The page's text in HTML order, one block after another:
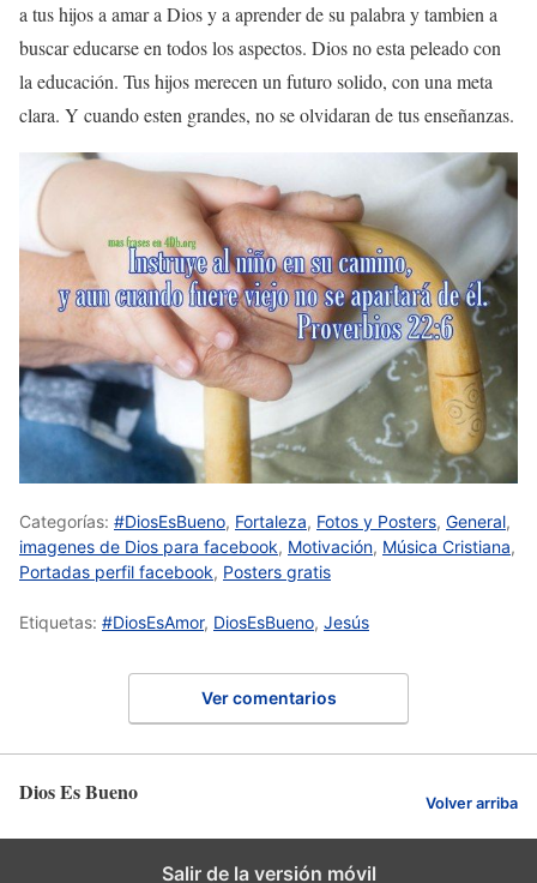
a tus hijos a amar a Dios y a aprender de su palabra y tambien a
buscar educarse en todos los aspectos. Dios no esta peleado con
la educación. Tus hijos merecen un futuro solido, con una meta
clara. Y cuando esten grandes, no se olvidaran de tus enseñanzas.
Categorías: #DiosEsBueno, Fortaleza, Fotos y Posters, General,
imagenes de Dios para facebook, Motivación, Música Cristiana,
Portadas perfil facebook, Posters gratis
Etiquetas: #DiosEsAmor, DiosEsBueno, Jesús
Ver comentarios
Dios Es Bueno Volver arriba
Salir de la versión móvil